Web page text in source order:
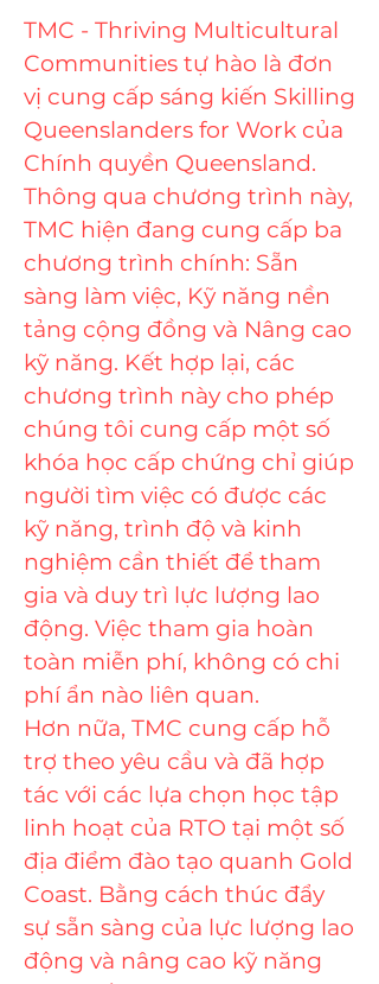
TMC - Thriving Multicultural
Communities tự hào là đơn
vị cung cấp sáng kiến Skilling
Queenslanders for Work của
Chính quyền Queensland.
Thông qua chương trình này,
TMC hiện đang cung cấp ba
chương trình chính: Sẵn
sàng làm việc, Kỹ năng nền
tảng cộng đồng và Nâng cao
kỹ năng. Kết hợp lại, các
chương trình này cho phép
chúng tôi cung cấp một số
khóa học cấp chứng chỉ giúp
người tìm việc có được các
kỹ năng, trình độ và kinh
nghiệm cần thiết để tham
gia và duy trì lực lượng lao
động. Việc tham gia hoàn
toàn miễn phí, không có chi
phí ẩn nào liên quan.
Hơn nữa, TMC cung cấp hỗ
trợ theo yêu cầu và đã hợp
tác với các lựa chọn học tập
linh hoạt của RTO tại một số
địa điểm đào tạo quanh Gold
Coast. Bằng cách thúc đẩy
sự sẵn sàng của lực lượng lao
động và nâng cao kỹ năng